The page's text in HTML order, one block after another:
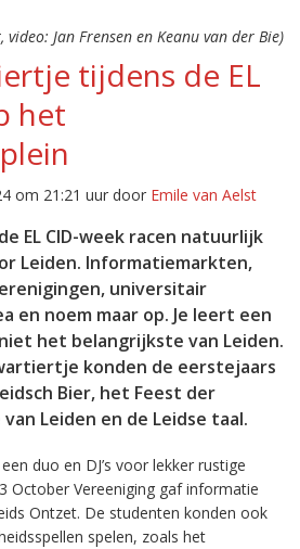
video: Jan Frensen en Keanu van der Bie)
tijdens de EL
het
om 21:21 uur door Emile van Aelst
EL CID-week racen natuurlijk
Leiden. Informatiemarkten,
universitair
en noem maar op. Je leert een
het belangrijkste van Leiden.
konden de eerstejaars
Bier, het Feest der
Leiden en de Leidse taal.
duo en DJ’s voor lekker rustige
October Vereeniging gaf informatie
Ontzet. De studenten konden ook
spelen, zoals het